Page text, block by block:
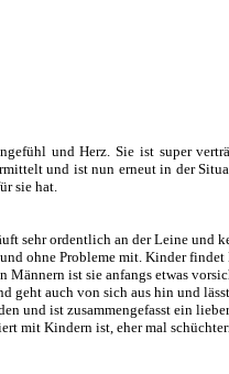
und Herz. Sie ist super
und ist nun erneut in der
sie hat.
sehr ordentlich an der Leine und
ohne Probleme mit. Kinder
ist sie anfangs etwas
geht auch von sich aus hin und
und ist zusammengefasst ein
mit Kindern ist, eher mal